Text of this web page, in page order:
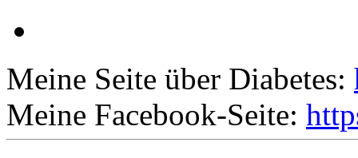
Meine Seite über Diabetes:
Meine Facebook-Seite: